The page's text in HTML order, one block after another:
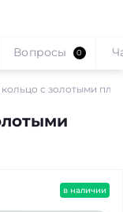
с золотыми
Вопросы 0
в наличии